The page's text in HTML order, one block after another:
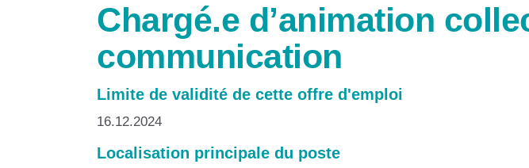
Chargé.e d’animation
communication
Limite de validité de cette offre d'emploi
16.12.2024
Localisation principale du poste